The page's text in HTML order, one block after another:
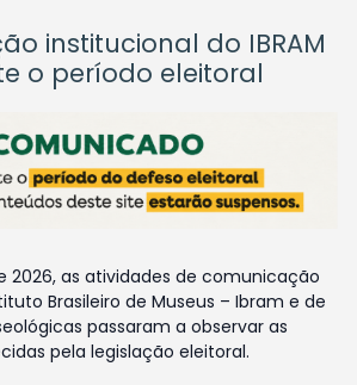
institucional do IBRAM
o período eleitoral
2026, as atividades de comunicação
Brasileiro de Museus – Ibram e de
passaram a observar as
pela legislação eleitoral.